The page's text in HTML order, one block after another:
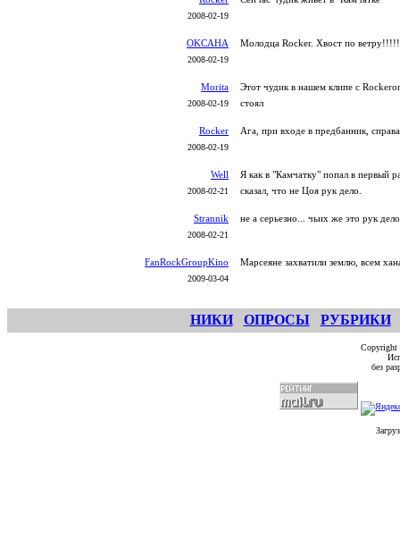
2008-02-19
OKCAHA
2008-02-19
Молодца Rocker. Хвост по ветру!!!!!
Morita
2008-02-19
Этот чудик в нашем клипе с
стоял
Rocker
2008-02-19
Ага, при входе в предбанник,
Well
2008-02-21
Я как в "Камчатку" попал в первый
сказал, что не Цоя рук дело.
Strannik
2008-02-21
не а серьезно... чьих же это рук
FanRockGroupKino
2009-03-04
Марсеяне захватили землю, всем
НИКИ ОПРОСЫ РУБРИКИ
без